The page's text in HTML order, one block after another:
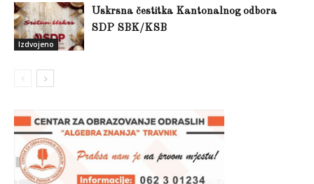
Izdvojeno
Uskrsna čestitka Kantonalnog odbora
SDP SBK/KSB